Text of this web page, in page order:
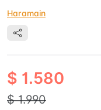
Haramain
$ 1.580
$ 1.990